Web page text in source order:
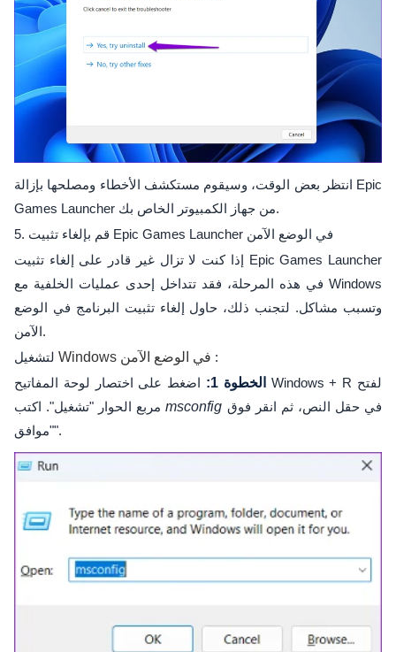
انتظر بعض الوقت، وسيقوم مستكشف الأخطاء ومصلحها بإزالة Epic
Games Launcher من جهاز الكمبيوتر الخاص بك.
5. قم بإلغاء تثبيت Epic Games Launcher في الوضع الآمن
إذا كنت لا تزال غير قادر على إلغاء تثبيت Epic Games Launcher
في هذه المرحلة، فقد تتداخل إحدى عمليات الخلفية مع Windows
وتسبب مشاكل. لتجنب ذلك، حاول إلغاء تثبيت البرنامج في الوضع
الآمن.
Windows في الوضع الآمن :
الخطوة 1:
اضغط على اختصار لوحة المفاتيح Windows + R لفتح
مربع الحوار "تشغيل". اكتبmsconfig
"موافق".